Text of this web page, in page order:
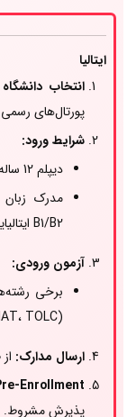
ایتالیا
انتخاب
پورتال‌های
شرایط ورود:
دیپلم 12 ساله برای کارشناسی، مدرک کارشناسی برای ارشد.
B1/B2 ایتالیایی برای دوره‌های ایتالیایی).
آزمون ورودی:
برخی
(IMAT، TOLC، یا آزمون داخلی) دارند.
ارسال مدارک:
Enrollment:
پذیرش مشروط.